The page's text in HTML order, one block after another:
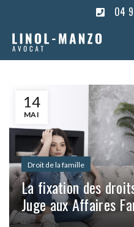
04
14
MAI
Droit de la famille
La fixation des
Juge aux Affaires